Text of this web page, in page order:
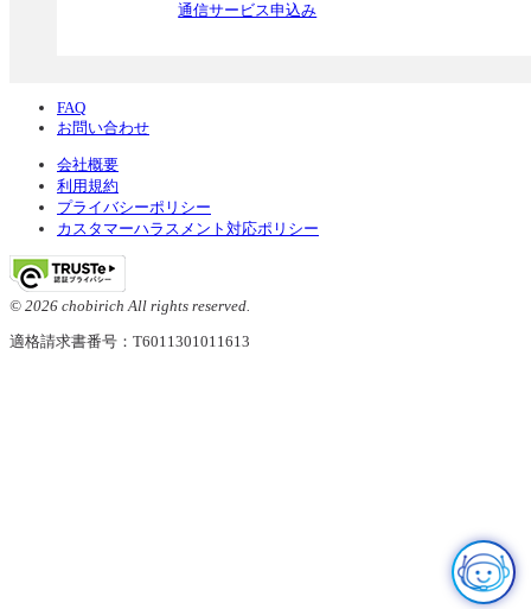
通信サービス申込み
FAQ
お問い合わせ
会社概要
利用規約
プライバシーポリシー
カスタマーハラスメント対応ポリシー
© 2026 chobirich All rights reserved.
適格請求書番号：T6011301011613